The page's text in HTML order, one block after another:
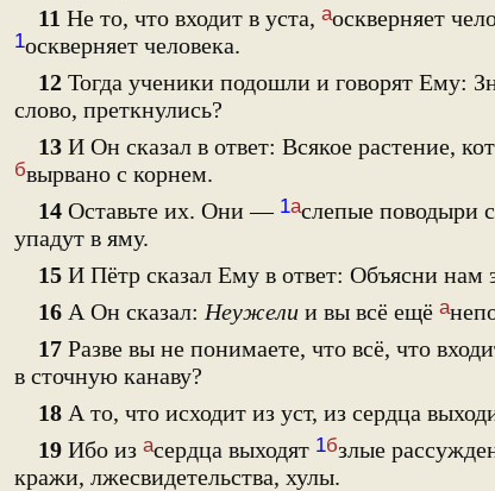
11 Не то, что входит в уста, аоскверняет
1оскверняет человека.
12 Тогда ученики подошли и говорят Ему:
слово, преткнулись?
13 И Он сказал в ответ: Всякое растение,
бвырвано с корнем.
14 Оставьте их. Они — 1аслепые поводыри
упадут в яму.
15 И Пётр сказал Ему в ответ: Объясни нам
16 А Он сказал: Неужели и вы всё ещё а
17 Разве вы не понимаете, что всё, что
в сточную канаву?
18 А то, что исходит из уст, из сердца
19 Ибо из асердца выходят 1бзлые
кражи, лжесвидетельства, хулы.